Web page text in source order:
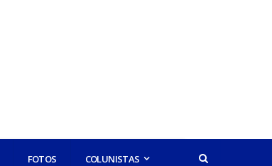
FOTOS COLUNISTAS